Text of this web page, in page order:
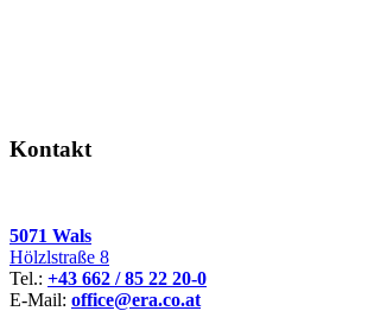
Kontakt
5071 Wals
Hölzlstraße 8
Tel.: +43 662 / 85 22 20-0
E-Mail: office@era.co.at